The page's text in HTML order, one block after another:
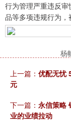
行为管理严重违反
品等多项违规行为，
杨
上一篇： 优配无忧
元
下一篇： 永信策略
业的业绩拉动